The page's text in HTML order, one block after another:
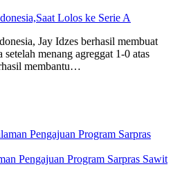
Lolos ke Serie A
Jay Idzes berhasil membuat
menang agreggat 1-0 atas
membantu…
Pengajuan Program Sarpras Sawit